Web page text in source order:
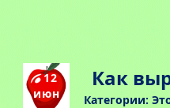
12
июн
Как
Категории: